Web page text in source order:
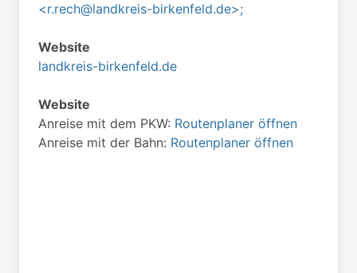
<r.rech@landkreis-birkenfeld.de>;
Website
landkreis-birkenfeld.de
Website
Anreise mit dem PKW: Routenplaner öffnen
Anreise mit der Bahn: Routenplaner öffnen